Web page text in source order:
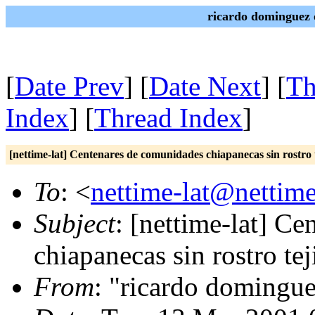
ricardo dominguez
[Date Prev] [Date Next] [
Index] [Thread Index]
[nettime-lat] Centenares de comunidades chiapanecas sin
To: <nettime-
Subject: [nettime-lat]
chiapanecas sin rostro
From: "ricardo